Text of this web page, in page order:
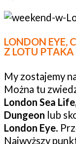
LONDON EYE,
Z LOTU PTAKA
My zostajemy
Można tu
London Sea
Dungeon lub
London Eye.
Najwyższy